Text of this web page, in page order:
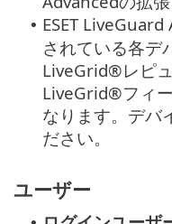
• ESET
されている各デ
LiveGrid®レピ
LiveGrid®フィ
なります。デバ
ださい。
ユーザー